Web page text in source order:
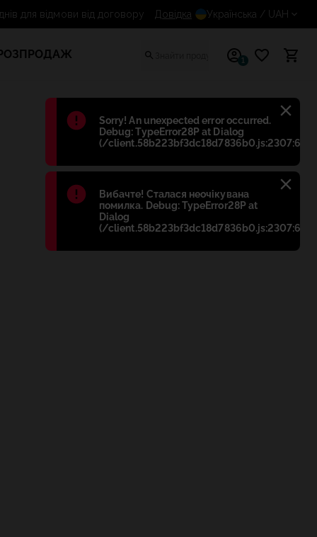
Błąd:
Sorry! An unexpected error occurred.
Debug: TypeError28P at Dialog
(/client.58b223bf3dc18d7836b0.js:2307:698)
Błąd:
Вибачте! Сталася неочікувана
помилка. Debug: TypeError28P at
Dialog
(/client.58b223bf3dc18d7836b0.js:2307:698)
14 днів для відмови від договору
Довідка Українська / UAH
1